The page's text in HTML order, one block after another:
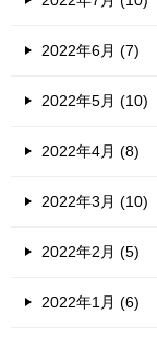
2022年6月 (7)
2022年5月 (10)
2022年4月 (8)
2022年3月 (10)
2022年2月 (5)
2022年1月 (6)